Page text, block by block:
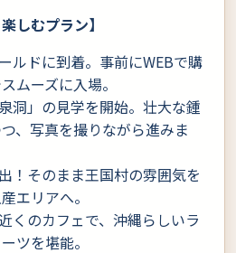
しむプラン】
ルドに到着。事前にWEBで購
ムーズに入場。
洞」の見学を開始。壮大な鍾
、写真を撮りながら進みま
！そのまま王国村の雰囲気を
エリアへ。
くのカフェで、沖縄らしいラ
ツを堪能。